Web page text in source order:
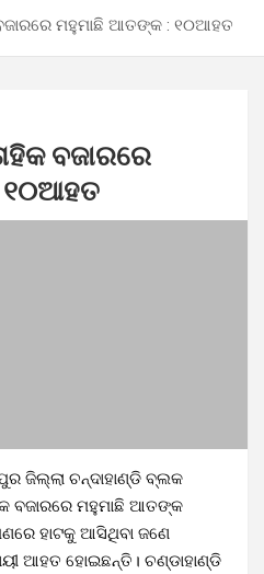
ମହୁମାଛି ଆତଙ୍କ : ୧୦ଆହତ
ବଜାରରେ
୧୦ଆହତ
ଜିଲ୍ଲା ଚନ୍ଦାହାଣ୍ଡି ବ୍ଲକ
ବଜାରରେ ମହୁମାଛି ଆତଙ୍କ
ହାଟକୁ ଆସିଥିବା ଜଣେ
ଆହତ ହୋଇଛନ୍ତି। ଚଣ୍ଡାହାଣ୍ଡି